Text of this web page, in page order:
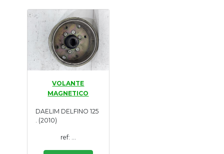
Motores
Nuevos
Motores
Usados
Tasaciones
Formulario
Empresa
VOLANTE
MAGNETICO
DAELIM DELFINO 125
. (2010)
ref: ...